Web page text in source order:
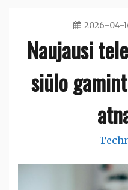
2026-04-
Naujausi
siūlo